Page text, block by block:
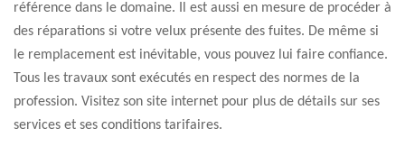
référence dans le domaine. Il est aussi en mesure de procéder à
des réparations si votre velux présente des fuites. De même si
le remplacement est inévitable, vous pouvez lui faire confiance.
Tous les travaux sont exécutés en respect des normes de la
profession. Visitez son site internet pour plus de détails sur ses
services et ses conditions tarifaires.